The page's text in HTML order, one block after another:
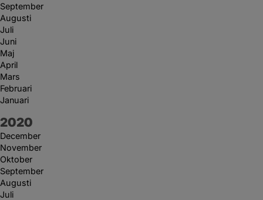
September
Augusti
Juli
Juni
Maj
April
Mars
Februari
Januari
År:
2020
December
November
Oktober
September
Augusti
Juli